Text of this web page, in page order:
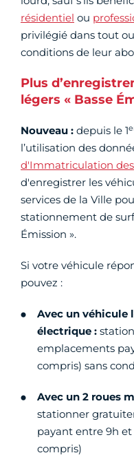
résidentiel ou
privilégié dans tout
conditions de leur
Plus
légers « Basse
Nouveau : depuis le 1
l’utilisation des
d'Immatriculation des
d'enregistrer les
services de la Ville
stationnement de
Émission ».
Si votre véhicule
pouvez :
Avec un véhicule
électrique :
emplacements
compris) sans
Avec un 2 roues
stationner
payant entre 9h
compris)